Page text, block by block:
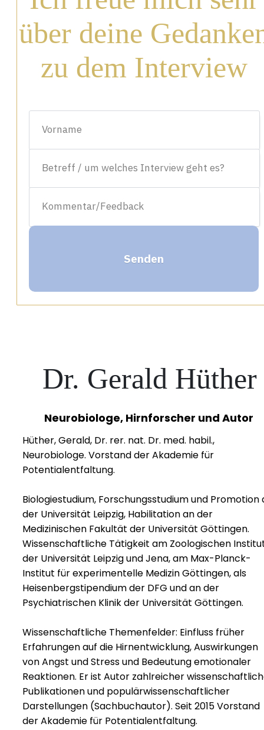
über deine
zu dem Interview
Senden
Dr. Gerald Hüther
Neurobiologe, Hirnforscher und Autor
Hüther, Gerald, Dr. rer. nat. Dr. med. habil.,
Neurobiologe. Vorstand der Akademie für
Potentialentfaltung.
Biologiestudium, Forschungsstudium und Promotion
der Universität Leipzig, Habilitation an der
Medizinischen Fakultät der Universität Göttingen.
Wissenschaftliche Tätigkeit am Zoologischen
der Universität Leipzig und Jena, am Max-Planck-
Institut für experimentelle Medizin Göttingen, als
Heisenbergstipendium der DFG und an der
Psychiatrischen Klinik der Universität Göttingen.
Wissenschaftliche Themenfelder: Einfluss früher
Erfahrungen auf die Hirnentwicklung, Auswirkungen
von Angst und Stress und Bedeutung emotionaler
Reaktionen. Er ist Autor zahlreicher
Publikationen und populärwissenschaftlicher
Darstellungen (Sachbuchautor). Seit 2015 Vorstand
der Akademie für Potentialentfaltung.